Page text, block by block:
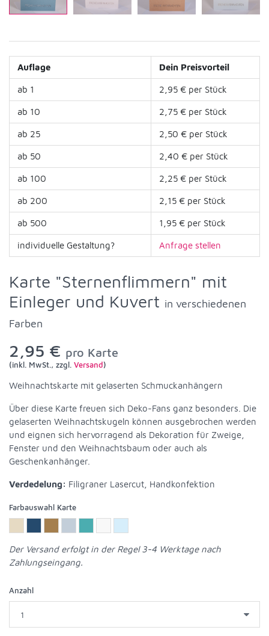
Auflage Dein Preisvorteil
ab 1 2,95 € per Stück
ab 10 2,75 € per Stück
ab 25 2,50 € per Stück
ab 50 2,40 € per Stück
ab 100 2,25 € per Stück
ab 200 2,15 € per Stück
ab 500 1,95 € per Stück
individuelle Gestaltung? Anfrage stellen
Karte "Sternenflimmern" mit
Einleger und Kuvert in verschiedenen
Farben
2,95 € pro Karte
(inkl. MwSt., zzgl. Versand)
Weihnachtskarte mit gelaserten Schmuckanhängern
Über diese Karte freuen sich Deko-Fans ganz besonders. Die
gelaserten Weihnachtskugeln können ausgebrochen werden
und eignen sich hervorragend als Dekoration für Zweige,
Fenster und den Weihnachtsbaum oder auch als
Geschenkanhänger.
Verdedelung: Filigraner Lasercut, Handkonfektion
Farbauswahl Karte
Der Versand erfolgt in der Regel 3-4 Werktage nach
Zahlungseingang.
Anzahl